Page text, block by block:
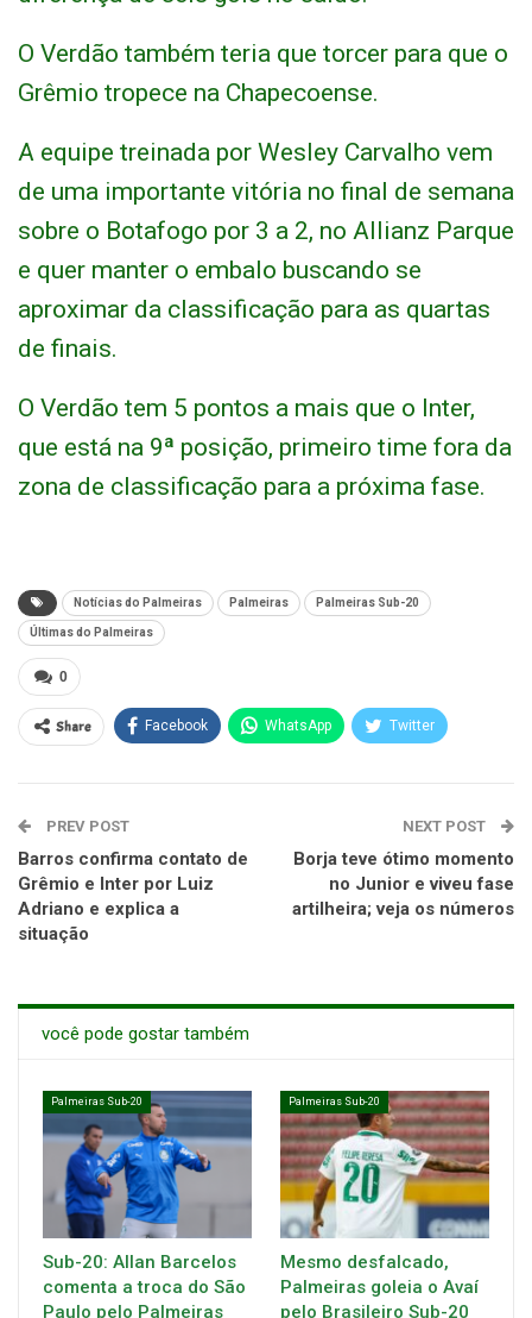
O Verdão também teria que torcer para que o
Grêmio tropece na Chapecoense.
A equipe treinada por Wesley Carvalho vem
de uma importante vitória no final de semana
sobre o Botafogo por 3 a 2, no Allianz Parque
e quer manter o embalo buscando se
aproximar da classificação para as quartas
de finais.
O Verdão tem 5 pontos a mais que o Inter,
que está na 9ª posição, primeiro time fora da
zona de classificação para a próxima fase.
Notícias do Palmeiras Palmeiras Palmeiras Sub-20
Últimas do Palmeiras
0
Share Facebook WhatsApp Twitter
PREV POST
Barros confirma contato de
Grêmio e Inter por Luiz
Adriano e explica a
situação
NEXT POST
Borja teve ótimo momento
no Junior e viveu fase
artilheira; veja os números
você pode gostar também
Palmeiras Sub-20
Sub-20: Allan Barcelos
comenta a troca do São
Paulo pelo Palmeiras
Palmeiras Sub-20
Mesmo desfalcado,
Palmeiras goleia o Avaí
pelo Brasileiro Sub-20